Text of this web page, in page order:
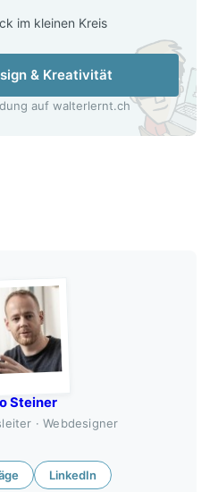
im kleinen Kreis
& Kreativität
auf walterlernt.ch
Steiner
· Webdesigner
LinkedIn